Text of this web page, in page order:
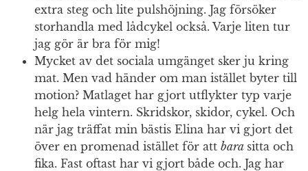
extra steg och lite pulshöjning. Jag försöker
storhandla med lådcykel också. Varje liten tur
jag gör är bra för mig!
Mycket av det sociala umgänget sker ju kring
mat. Men vad händer om man istället byter till
motion? Matlaget har gjort utflykter typ varje
helg hela vintern. Skridskor, skidor, cykel. Och
när jag träffat min bästis Elina har vi gjort det
över en promenad istället för att bara sitta och
fika. Fast oftast har vi gjort både och. Jag har